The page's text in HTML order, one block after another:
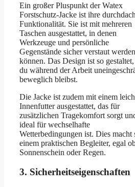
Ein großer Pluspunkt der Watex
Forstschutz-Jacke ist ihre
Funktionalität. Sie ist mit mehreren
Taschen ausgestattet, in denen
Werkzeuge und persönliche
Gegenstände sicher verstaut werden
können. Das Design ist so gestaltet,
du während der Arbeit
beweglich bleibst.
Die Jacke ist zudem mit einem
Innenfutter ausgestattet, das für
zusätzlichen Tragekomfort sorgt
ideal für wechselhafte
Wetterbedingungen ist. Dies macht
einem praktischen Begleiter, egal
Sonnenschein oder Regen.
3. Sicherheitseigenschaften